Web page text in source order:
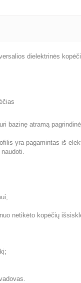
dielektrinės
bazinę atramą
yra pagamintas iš
netikėto kopėčių